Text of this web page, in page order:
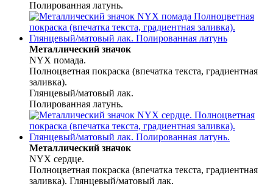
Полированная латунь.
Металлический значок
NYX помада.
Полноцветная покраска (впечатка текста, градиентная
заливка).
Глянцевый/матовый лак.
Полированная латунь.
Металлический значок
NYX сердце.
Полноцветная покраска (впечатка текста, градиентная
заливка). Глянцевый/матовый лак.